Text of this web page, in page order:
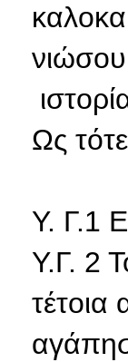
Ως
Υ. Γ.1
Υ.Γ. 2